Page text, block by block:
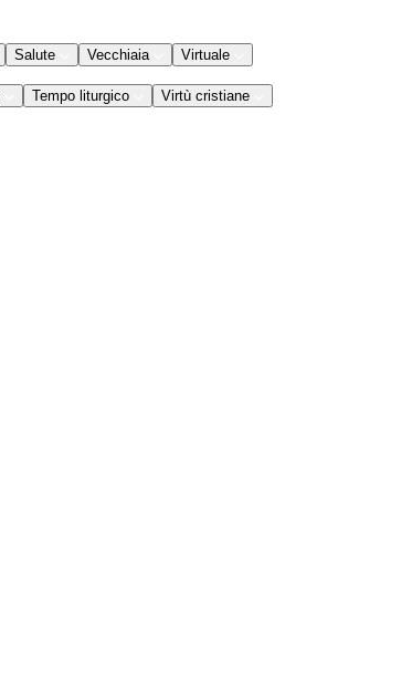
Salute Vecchiaia Virtuale
Tempo liturgico Virtù cristiane